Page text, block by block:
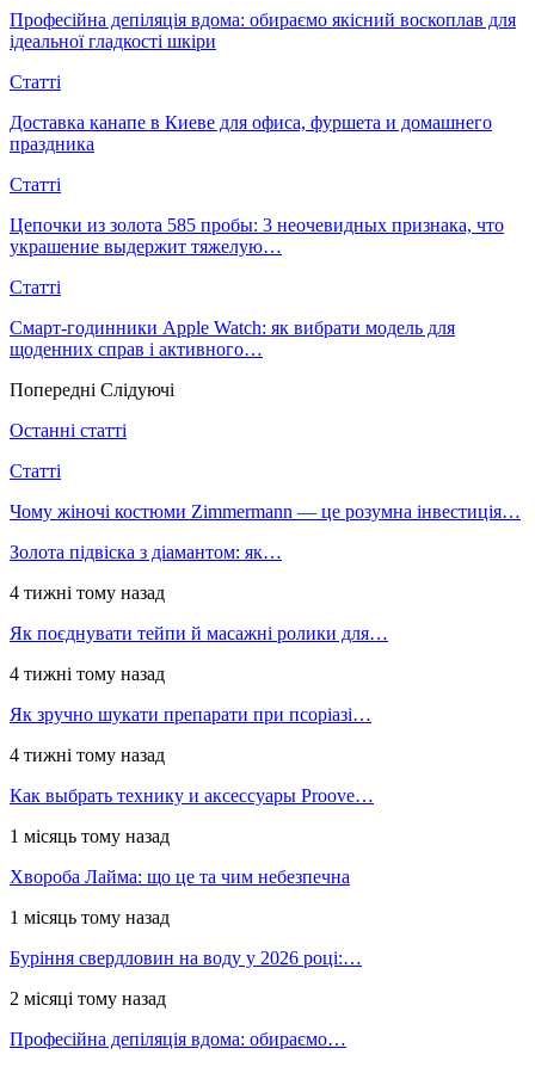
Професійна депіляція вдома: обираємо якісний воскоплав для
ідеальної гладкості шкіри
Статті
Доставка канапе в Киеве для офиса, фуршета и домашнего
праздника
Статті
Цепочки из золота 585 пробы: 3 неочевидных признака, что
украшение выдержит тяжелую…
Статті
Смарт-годинники Apple Watch: як вибрати модель для
щоденних справ і активного…
Попередні Слідуючі
Останні статті
Статті
Чому жіночі костюми Zimmermann — це розумна інвестиція…
Золота підвіска з діамантом: як…
4 тижні тому назад
Як поєднувати тейпи й масажні ролики для…
4 тижні тому назад
Як зручно шукати препарати при псоріазі…
4 тижні тому назад
Как выбрать технику и аксессуары Proove…
1 місяць тому назад
Хвороба Лайма: що це та чим небезпечна
1 місяць тому назад
Буріння свердловин на воду у 2026 році:…
2 місяці тому назад
Професійна депіляція вдома: обираємо…